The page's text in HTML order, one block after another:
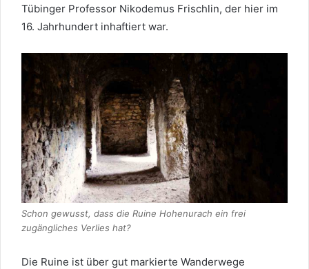
Tübinger Professor Nikodemus Frischlin, der hier im
16. Jahrhundert inhaftiert war.
Schon gewusst, dass die Ruine Hohenurach ein frei
zugängliches Verlies hat?
Die Ruine ist über gut markierte Wanderwege